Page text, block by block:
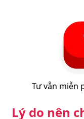
Tư vẫn miễn
Lý do nên